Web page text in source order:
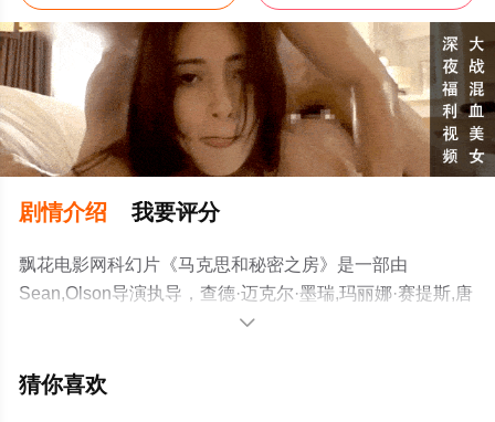
剧情介绍 我要评分
飘花电影网科幻片《马克思和秘密之房》是一部由
Sean,Olson导演执导，查德·迈克尔·墨瑞,玛丽娜·赛提斯,唐
纳·布坎南,泰勒·克里斯托弗,贾德·奇诺维
安东·斯塔克曼,Sydne,Mikelle,John,Littlefield,H等演员精彩

猜你喜欢